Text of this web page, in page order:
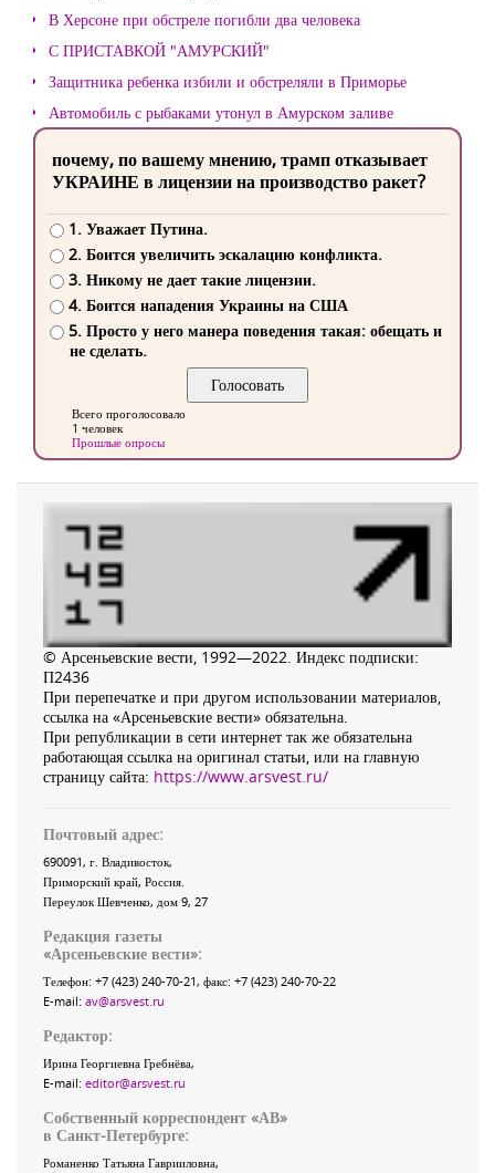
В Херсоне при обстреле погибли два человека
С ПРИСТАВКОЙ "АМУРСКИЙ"
Защитника ребенка избили и обстреляли в Приморье
Автомобиль с рыбаками утонул в Амурском заливе
почему, по вашему мнению, трамп отказывает
УКРАИНЕ в лицензии на производство ракет?
1. Уважает Путина.
2. Боится увеличить эскалацию конфликта.
3. Никому не дает такие лицензии.
4. Боится нападения Украины на США
5. Просто у него манера поведения такая: обещать и
не сделать.
Всего проголосовало
1 человек
Прошлые опросы
© Арсеньевские вести, 1992—2022. Индекс подписки:
П2436
При перепечатке и при другом использовании материалов,
ссылка на «Арсеньевские вести» обязательна.
При републикации в сети интернет так же обязательна
работающая ссылка на оригинал статьи, или на главную
страницу сайта: https://www.arsvest.ru/
Почтовый адрес:
690091, г. Владивосток,
Приморский край, Россия
Переулок Шевченко, дом 9, 27
Редакция газеты
«Арсеньевские вести»:
Телефон: +7 (423) 240-70-21, факс: +7 (423) 240-70-22
E-mail: av@arsvest.ru
Редактор:
Ирина Георгиевна Гребнёва,
E-mail: editor@arsvest.ru
Собственный корреспондент «АВ»
в Санкт-Петербурге:
Романенко Татьяна Гаврииловна,